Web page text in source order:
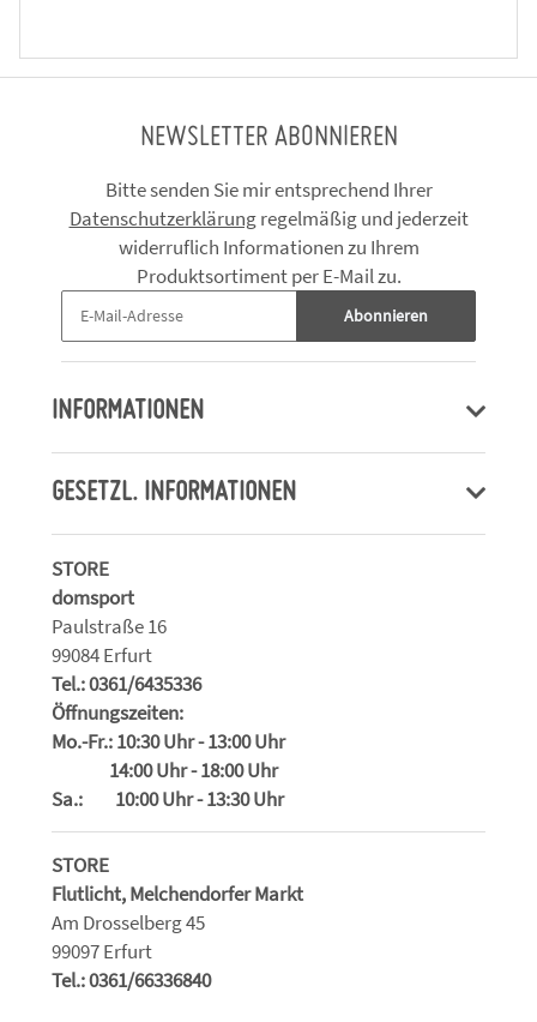
NEWSLETTER ABONNIEREN
Bitte senden Sie mir entsprechend Ihrer
Datenschutzerklärungregelmäßig und jederzeit
widerruflich Informationen zu Ihrem
Produktsortiment per E-Mail zu.
Abonnieren
INFORMATIONEN
GESETZL. INFORMATIONEN
STORE
domsport
Paulstraße 16
99084 Erfurt
Tel.: 0361/6435336
Öffnungszeiten:
Mo.-Fr.: 10:30 Uhr - 13:00 Uhr
14:00 Uhr - 18:00 Uhr
Sa.: 10:00 Uhr - 13:30 Uhr
STORE
Flutlicht, Melchendorfer Markt
Am Drosselberg 45
99097 Erfurt
Tel.: 0361/66336840